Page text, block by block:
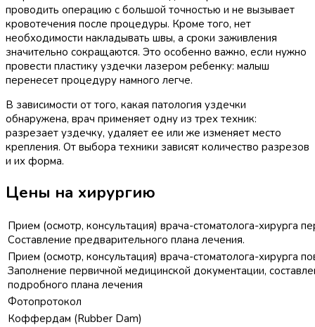
проводить операцию с большой точностью и не вызывает
кровотечения после процедуры. Кроме того, нет
необходимости накладывать швы, а сроки заживления
значительно сокращаются. Это особенно важно, если нужно
провести пластику уздечки лазером ребенку: малыш
перенесет процедуру намного легче.
В зависимости от того, какая патология уздечки
обнаружена, врач применяет одну из трех техник:
разрезает уздечку, удаляет ее или же изменяет место
крепления. От выбора техники зависят количество разрезов
и их форма.
Цены на хирургию
Прием (осмотр, консультация) врача-стоматолога-хирурга
Составление предварительного плана лечения.
Прием (осмотр, консультация) врача-стоматолога-хирурга
Заполнение первичной медицинской документации,
подробного плана лечения
Фотопротокол
Коффердам (Rubber Dam)